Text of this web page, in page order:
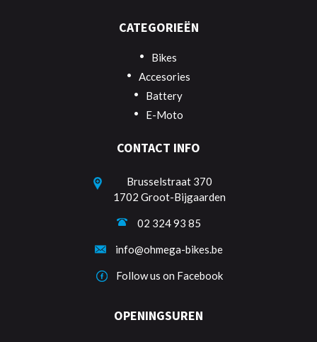
CATEGORIEËN
Bikes
Accesories
Battery
E-Moto
CONTACT INFO
Brusselstraat 370
1702 Groot-Bijgaarden
02 324 93 85
info@ohmega-bikes.be
Follow us on Facebook
OPENINGSUREN